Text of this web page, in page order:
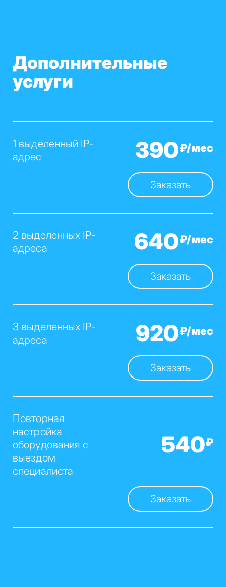
Дополнительные
услуги
1 выделенный IP-
адрес
390₽/мес
Заказать
2 выделенных IP-
адреса
640₽/мес
Заказать
3 выделенных IP-
адреса
920₽/мес
Заказать
Повторная
настройка
оборудования с
выездом
специалиста
540₽
Заказать